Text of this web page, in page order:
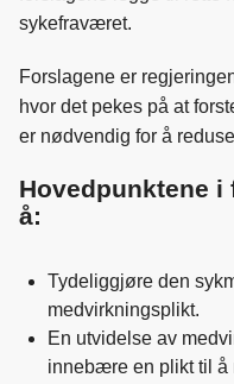
sykefraværet.
Forslagene er
hvor det pekes på at
er nødvendig for å
Hovedpunktene
å:
Tydeliggjøre den
medvirkningsplikt.
En utvidelse av
innebære en plikt til å